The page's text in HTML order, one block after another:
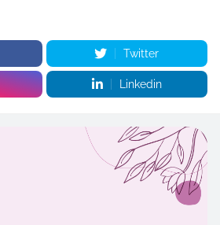
Twitter
Linkedin